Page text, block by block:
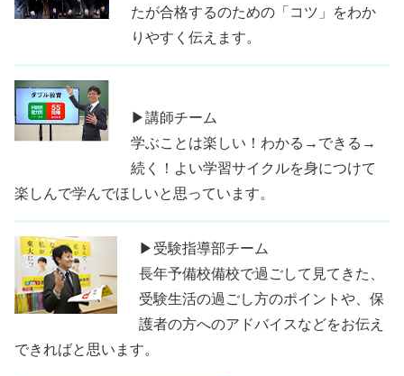
たが合格するのための「コツ」をわか
りやすく伝えます。
▶講師チーム
学ぶことは楽しい！わかる→できる→
続く！よい学習サイクルを身につけて
楽しんで学んでほしいと思っています。
▶受験指導部チーム
長年予備校備校で過ごして見てきた、
受験生活の過ごし方のポイントや、保
護者の方へのアドバイスなどをお伝え
できればと思います。